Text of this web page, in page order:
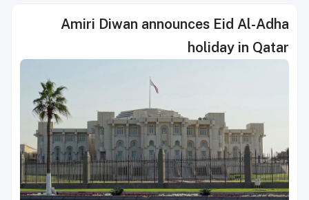
Amiri Diwan announces Eid Al-Adha
holiday in Qatar